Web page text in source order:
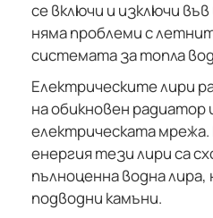
се включи и изключи
няма проблеми с
системата за топла
Електрическите лири
на обикновен радиатор
електрическата
енергия тези лири са
пълноценна водна лира,
подводни камъни.